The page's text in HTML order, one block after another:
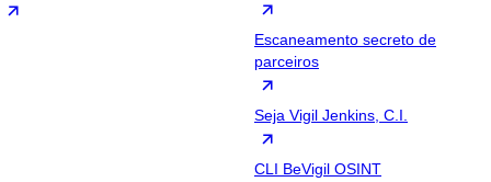
Escaneamento secreto de
parceiros
Seja Vigil Jenkins, C.I.
CLI BeVigil OSINT